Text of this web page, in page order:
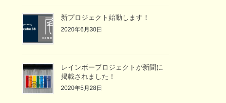
新プロジェクト始動します！
2020年6月30日
レインボープロジェクトが新聞に
掲載されました！
2020年5月28日